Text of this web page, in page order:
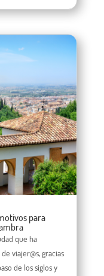
para
que ha
viajer@s, gracias
de los siglos y